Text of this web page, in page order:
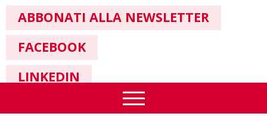
ABBONATI ALLA NEWSLETTER
FACEBOOK
LINKEDIN